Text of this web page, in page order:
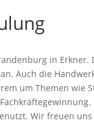
in
Auch die
um Themen wie
Wir freuen